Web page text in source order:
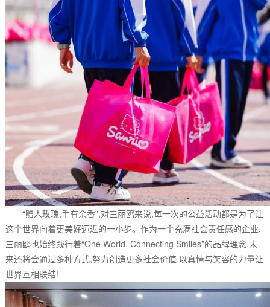
“赠人玫瑰,手有余香”,对三丽鸥来说,每一次的公益活动都是为了让
这个世界向着更美好迈近的一小步。作为一个充满社会责任感的企业,
三丽鸥也始终践行着“One World, Connecting Smiles”的品牌理念,未
来还将会通过多种方式,努力创造更多社会价值,以真情与笑容的力量让
世界互相联结!